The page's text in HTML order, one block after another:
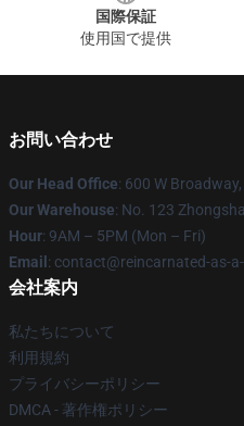
国際保証
使用国で提供
お問い合わせ
Our Head Office: 600 W
Our Warehouse: No. 123
Hour: 9AM – 5PM (Mon – Fri)
Email : contact@reincarnated-as-
会社案内
私たちについて
利用規約
プライバシーポリシー
DMCA - 著作権ポリシー